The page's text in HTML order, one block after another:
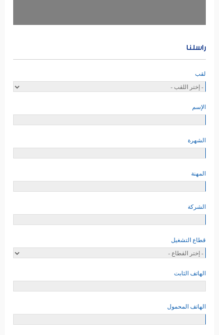
راسلنا
لقب
الإسم
الشهرة
المهنة
الشركة
قطاع التشغيل
الهاتف الثابت
الهاتف المحمول